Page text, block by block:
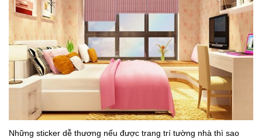
Những sticker dễ thương nếu được trang trí tường nhà thì sao